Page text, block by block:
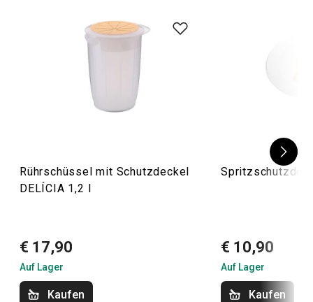
einfach zubereiten lassen.
Rührschüssel mit Schutzdeckel
DELÍCIA 1,2 l
€ 17,90
Auf Lager
Kaufen
€ 10,90
Auf Lager
Kaufen